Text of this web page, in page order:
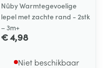
Nûby Warmtegevoelige
lepel met zachte rand - 2stk
– 3m+
€ 4,98
Niet beschikbaar